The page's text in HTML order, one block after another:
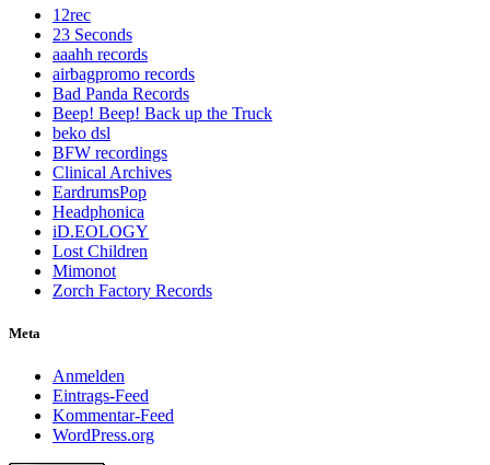
12rec
23 Seconds
aaahh records
airbagpromo records
Bad Panda Records
Beep! Beep! Back up the Truck
beko dsl
BFW recordings
Clinical Archives
EardrumsPop
Headphonica
iD.EOLOGY
Lost Children
Mimonot
Zorch Factory Records
Meta
Anmelden
Eintrags-Feed
Kommentar-Feed
WordPress.org